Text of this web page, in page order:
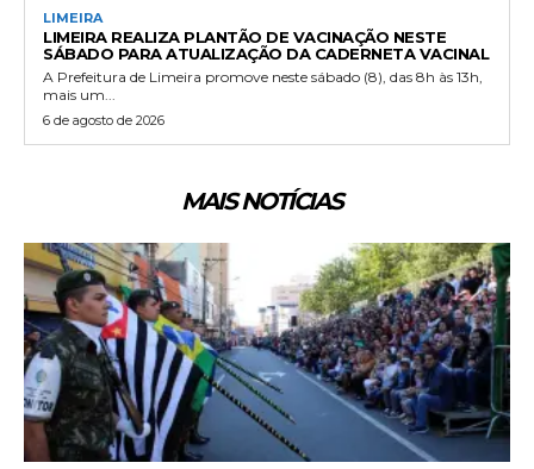
LIMEIRA
LIMEIRA REALIZA PLANTÃO DE VACINAÇÃO NESTE
SÁBADO PARA ATUALIZAÇÃO DA CADERNETA VACINAL
A Prefeitura de Limeira promove neste sábado (8), das 8h às 13h,
mais um...
6 de agosto de 2026
MAIS NOTÍCIAS